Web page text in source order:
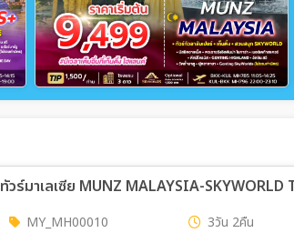
ทัวร์มาเลเซีย MUNZ MALAYSIA-SKYWORLD
MY_MH00010 3วัน 2คืน